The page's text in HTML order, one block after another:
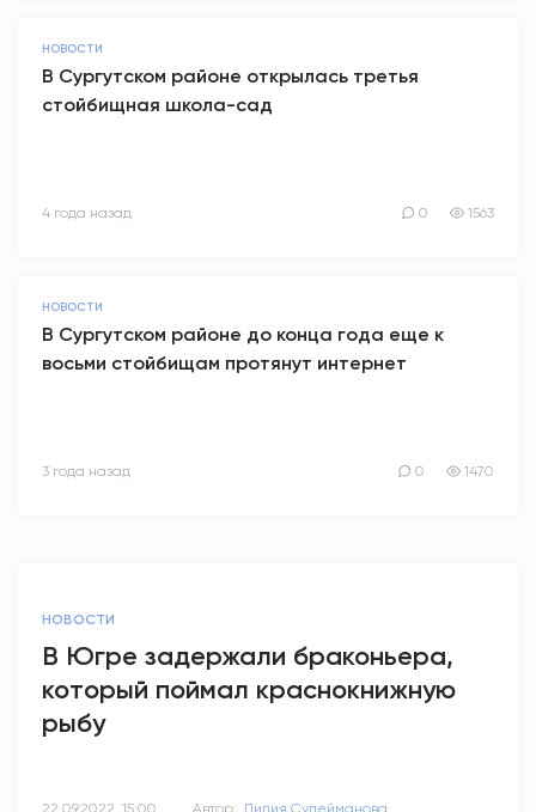
НОВОСТИ
В Сургутском районе открылась третья
стойбищная школа-сад
4 года назад 0 1563
НОВОСТИ
В Сургутском районе до конца года еще к
восьми стойбищам протянут интернет
3 года назад 0 1470
НОВОСТИ
В Югре задержали браконьера,
который поймал краснокнижную
рыбу
22.09.2022, 15:00 Автор: Лилия Сулейманова